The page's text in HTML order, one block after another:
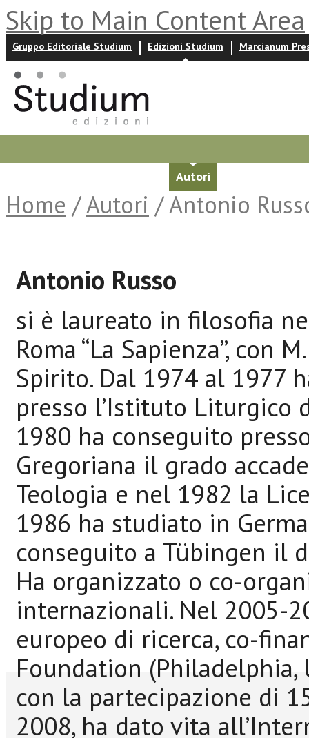
Skip to Main Content Area
Gruppo Editoriale Studium Edizioni Studium Marcianum
Autori
Home /Autori / Antonio
Antonio Russo
si è laureato in filosofia
Roma “La Sapienza”, con
Spirito. Dal 1974 al 1977
presso l’Istituto Liturgico
1980 ha conseguito
Gregoriana il grado
Teologia e nel 1982 la
1986 ha studiato in
conseguito a Tübingen il
Ha organizzato o co-
internazionali. Nel 2005-
europeo di ricerca, co-
Foundation (Philadelphia,
con la partecipazione di
2008, ha dato vita